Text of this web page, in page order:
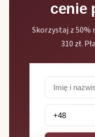
cenie
Skorzystaj z 50%
310 zł.